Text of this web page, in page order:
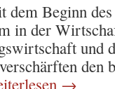
Beginn
in der
und
den
→